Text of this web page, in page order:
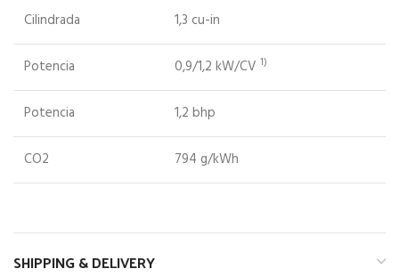
Cilindrada 1,3 cu-in
Potencia 0,9/1,2 kW/CV 1)
Potencia 1,2 bhp
CO2 794 g/kWh
SHIPPING & DELIVERY